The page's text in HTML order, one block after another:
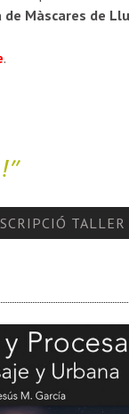
Màscares de
.
TALLER